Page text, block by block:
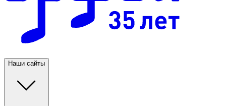
Наши сайты